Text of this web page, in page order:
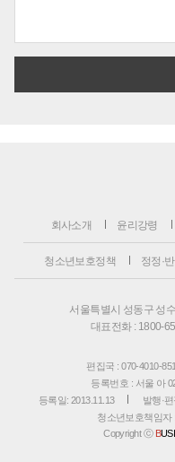
회사소개 윤리강령
청소년보호정책 정정·
서울특별시 성동구 성
대표전화 : 1800-
편집국 : 070-4010-
등록번호 : 서울 아
등록일: 2013.11.13
발행·
청소년보호책임자
Copyright ⓒ B